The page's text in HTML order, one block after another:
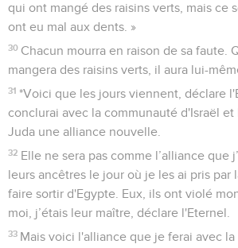
qui ont mangé des raisins verts, mais ce
ont eu mal aux dents. »
30 Chacun mourra en raison de sa faute.
mangera des raisins verts, il aura lui-
31 *Voici que les jours viennent, déclare
conclurai avec la communauté d'Israël
Juda une alliance nouvelle.
32 Elle ne sera pas comme l’alliance que
leurs ancêtres le jour où je les ai pris par
faire sortir d'Egypte. Eux, ils ont violé
moi, j’étais leur maître, déclare l'Eternel.
33 Mais voici l'alliance que je ferai avec